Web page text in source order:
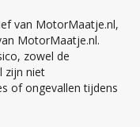
van MotorMaatje.nl,
MotorMaatje.nl.
zowel de
zijn niet
of ongevallen tijdens